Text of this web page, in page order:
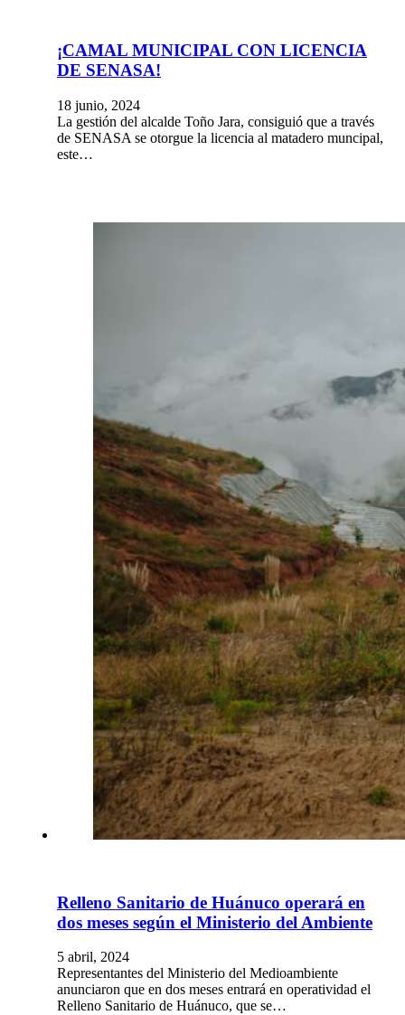
¡CAMAL MUNICIPAL CON LICENCIA
DE SENASA!
18 junio, 2024
La gestión del alcalde Toño Jara, consiguió que a través
de SENASA se otorgue la licencia al matadero muncipal,
este…
Relleno Sanitario de Huánuco operará en
dos meses según el Ministerio del Ambiente
5 abril, 2024
Representantes del Ministerio del Medioambiente
anunciaron que en dos meses entrará en operatividad el
Relleno Sanitario de Huánuco, que se…